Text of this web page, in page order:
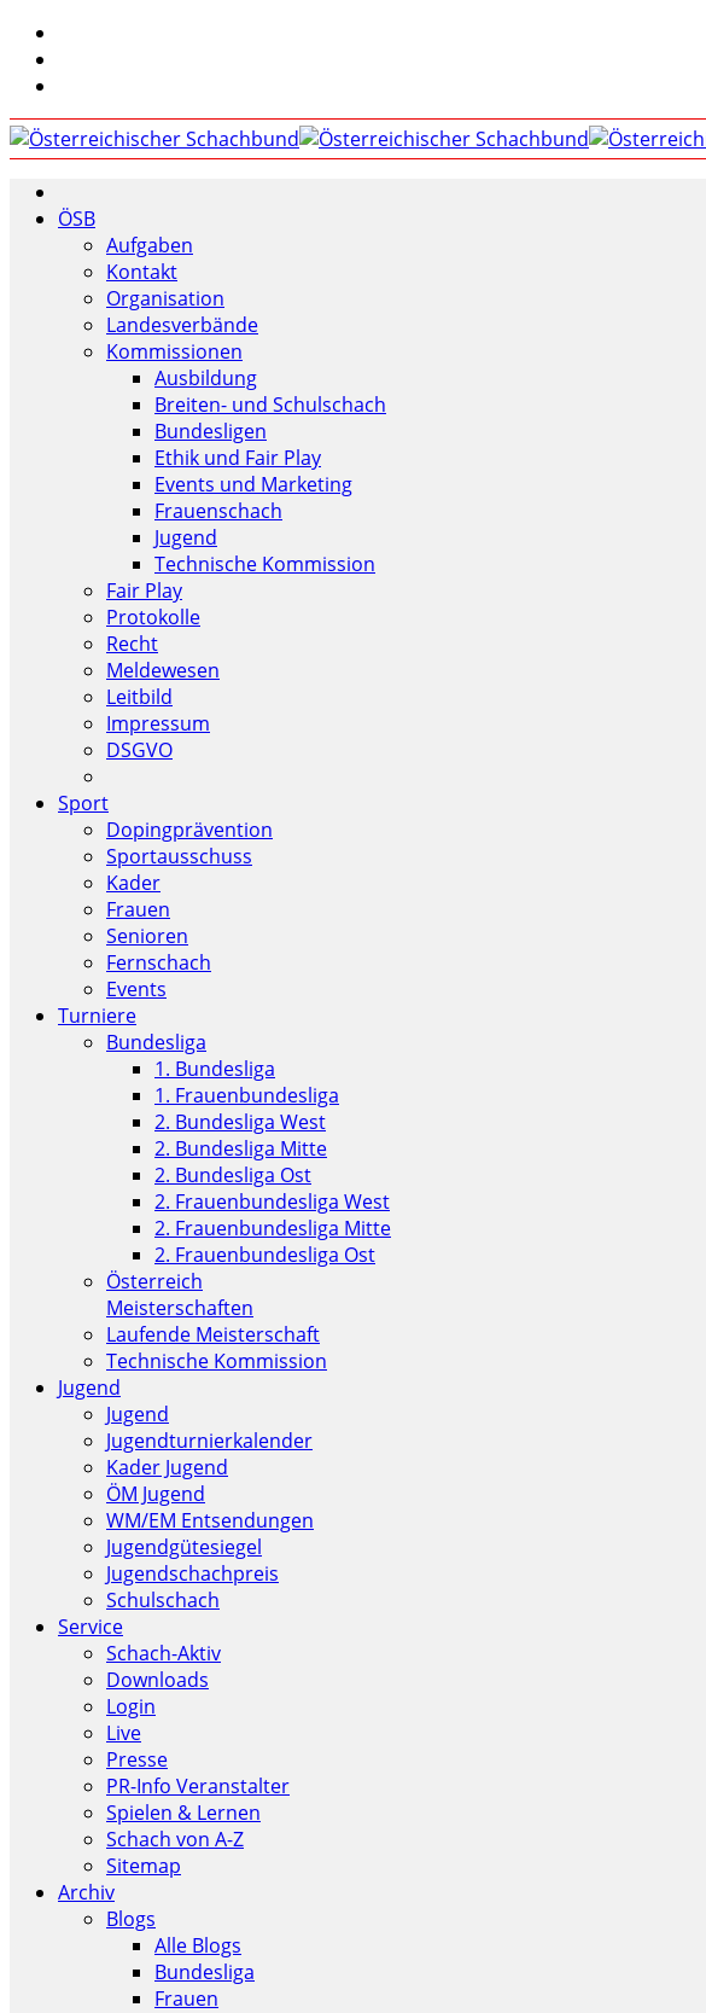
ÖSB
Aufgaben
Kontakt
Organisation
Landesverbände
Kommissionen
Ausbildung
Breiten- und Schulschach
Bundesligen
Ethik und Fair Play
Events und Marketing
Frauenschach
Jugend
Technische Kommission
Fair Play
Protokolle
Recht
Meldewesen
Leitbild
Impressum
DSGVO
Sport
Dopingprävention
Sportausschuss
Kader
Frauen
Senioren
Fernschach
Events
Turniere
Bundesliga
1. Bundesliga
1. Frauenbundesliga
2. Bundesliga West
2. Bundesliga Mitte
2. Bundesliga Ost
2. Frauenbundesliga West
2. Frauenbundesliga Mitte
2. Frauenbundesliga Ost
Österreich
Meisterschaften
Laufende Meisterschaft
Technische Kommission
Jugend
Jugend
Jugendturnierkalender
Kader Jugend
ÖM Jugend
WM/EM Entsendungen
Jugendgütesiegel
Jugendschachpreis
Schulschach
Service
Schach-Aktiv
Downloads
Login
Live
Presse
PR-Info Veranstalter
Spielen & Lernen
Schach von A-Z
Sitemap
Archiv
Blogs
Alle Blogs
Bundesliga
Frauen